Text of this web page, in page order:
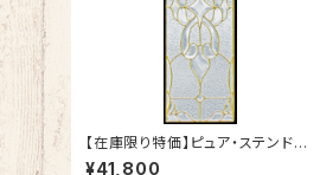
【在庫限り特価】ピュア・ステンドグ
ラスSH-C02
¥41,800